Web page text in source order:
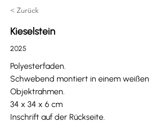
< Zurück
Kieselstein
2025
Polyesterfaden.
Schwebend montiert in einem weißen
Objektrahmen.
34 x 34 x 6 cm
Inschrift auf der Rückseite.